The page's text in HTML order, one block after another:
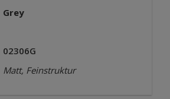
Grey
02306G
Matt, Feinstruktur